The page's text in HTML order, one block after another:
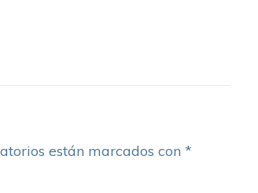
están marcados con *